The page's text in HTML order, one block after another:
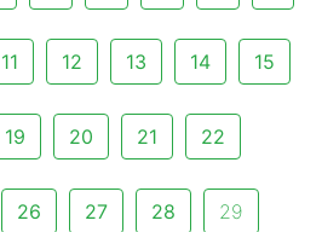
11 12 13 14 15
19 20 21 22
26 27 28 29